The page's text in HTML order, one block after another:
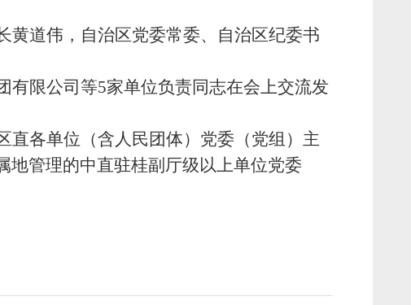
黄道伟，自治区党委常委、自治区纪委书
有限公司等5家单位负责同志在会上交流发
直各单位（含人民团体）党委（党组）主
地管理的中直驻桂副厅级以上单位党委